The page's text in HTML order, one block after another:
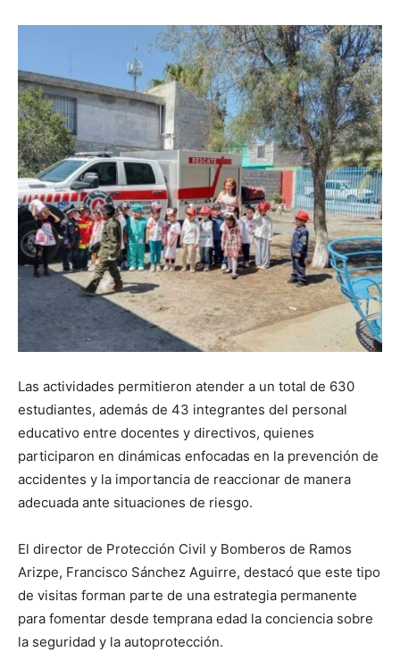
Las actividades permitieron atender a un total de 630
estudiantes, además de 43 integrantes del personal
educativo entre docentes y directivos, quienes
participaron en dinámicas enfocadas en la prevención de
accidentes y la importancia de reaccionar de manera
adecuada ante situaciones de riesgo.
El director de Protección Civil y Bomberos de Ramos
Arizpe, Francisco Sánchez Aguirre, destacó que este tipo
de visitas forman parte de una estrategia permanente
para fomentar desde temprana edad la conciencia sobre
la seguridad y la autoprotección.